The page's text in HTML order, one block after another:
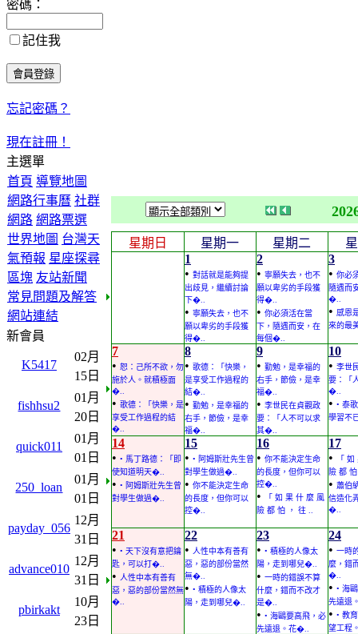
密碼：
記住我
忘記密碼？
現在註冊！
主選單
首頁 導覽地圖
網路行事曆 社群
網路 網路票選
世界地圖 台灣天
氣預報 星座探尋
區塊 友站新聞
常見問題及解答
網站連結
新會員
K5417
02月
15日
fishhsu2
01月
20日
quick011
01月
01日
250_loan
01月
01日
payday_056
12月
31日
advance010
12月
31日
pbirkakt
10月
23日
星期日 星期一 星期二
1
• 對話就是能夠提
出歧見，繼續討論
下�..
• 寧願失去，也不
願以卑劣的手段獲
得�..
2
• 寧願失去，也不
願以卑劣的手段獲
得�..
• 你必須活在當
下，隨遇而安，在
每個�..
3
• 你必
隨遇而
�..
• 感恩
來的最
7
• 恕：己所不欲，勿
施於人。就積極面
�..
• 歌德：「快樂，是
享受工作過程的結
�..
8
• 歌德：「快樂，
是享受工作過程的
結�..
• 勤勉，是幸福的
右手，節儉，是幸
福�..
9
• 勤勉，是幸福的
右手，節儉，是幸
福�..
• 李世民在貞觀政
要：「人不可以求
其�..
10
• 李世
要：「
�..
• • 泰
學習不
14
• • 馬丁路德：「即
使知道明天�..
• • 阿姆斯壯先生曾
對學生做過�..
15
• • 阿姆斯壯先生曾
對學生做過�..
• 你不能決定生命
的長度，但你可以
控�..
16
• 你不能決定生命
的長度，但你可以
控�..
•
「 如 果 什 麼 風
險 都 怕 ， 往 ..
17
•
「
險 都
• 蕭伯
信造化
�..
21
• • 天下沒有意把鑰
匙，可以打�..
• 人性中本有善有
惡，惡的部份當然無
�..
22
• 人性中本有善有
惡，惡的部份當然
無�..
• • 積極的人像太
陽，走到哪兒�..
23
• • 積極的人像太
陽，走到哪兒�..
• 一時的錯誤不算
什麼，錯而不改才
是�..
• • 海鷗要高飛，必
先遠退。花�..
24
• 一時
麼，錯
�..
• • 海
先遠退
• • 教
望工程